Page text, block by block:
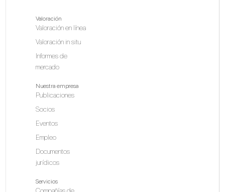
Valoración
Valoración en línea
Valoración in situ
Informes de
mercado
Nuestra empresa
Publicaciones
Socios
Eventos
Empleo
Documentos
jurídicos
Servicios